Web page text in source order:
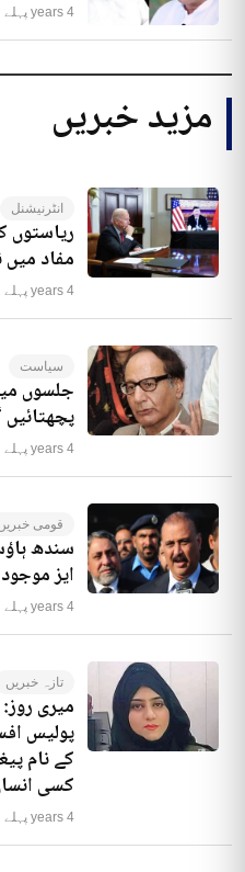
4 years پہلے
مزید خبریں
انٹرنیشنل
ریاستوں
مفاد
4 years پہلے
سیاست
جلسوں
4 years پہلے
قومی
ایز
4 years پہلے
تازہ خبریں
میری
پولیس
کے نام
کسی
4 years پہلے